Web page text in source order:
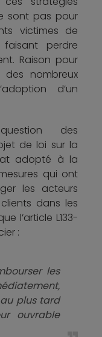
sont pas pour
victimes de
faisant perdre
Raison pour
des nombreux
d’un
des
de loi sur la
adopté à la
qui ont
les acteurs
dans les
l’article L133-
:
les
plus tard
ouvrable